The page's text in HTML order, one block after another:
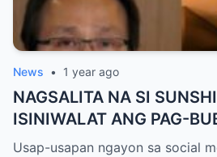
News • 1 year ago
NAGSALITA NA SI
ISINIWALAT ANG PAG-
KANYANG ANAK KAY
Usap-usapan ngayon sa social